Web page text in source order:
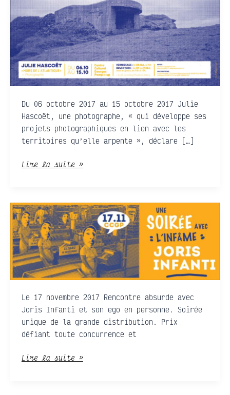
Du 06 octobre 2017 au 15 octobre 2017 Julie
Hascoët, une photographe, « qui développe ses
projets photographiques en lien avec les
territoires qu’elle arpente », déclare […]
l’Atlantique
Lire la suite »
Le 17 novembre 2017 Rencontre absurde avec
Joris Infanti et son ego en personne. Soirée
unique de la grande distribution. Prix
défiant toute concurrence et
Soirée
avec
l’infâme
Joris
Infanti
Lire la suite »